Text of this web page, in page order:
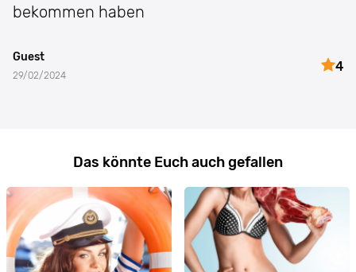
bekommen haben
Guest
29/02/2024
4
Das könnte Euch auch gefallen